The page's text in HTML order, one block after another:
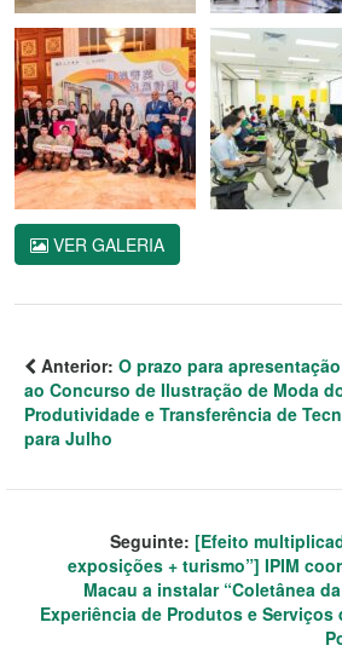
VER GALERIA
Anterior: O prazo para
ao Concurso de Ilustração de Moda
Produtividade e Transferência de
para Julho
Seguinte: [Efeito
exposições + turismo”] IPIM
Macau a instalar “Coletânea
Experiência de Produtos e